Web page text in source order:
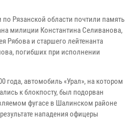
Рязанской области почтили память
милиции Константина Селиванова,
Рябова и старшего лейтенанта
погибших при исполнении
года, автомобиль «Урал», на котором
к блокпосту, был подорван
фугасе в Шалинском районе
нападения офицеры